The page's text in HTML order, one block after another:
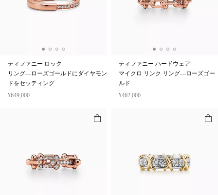
ティファニー ロック
リング—ローズゴールドにダイヤモン
ドをセッティング
¥649,000
ティファニー ハードウェア
マイクロ リンク リング—ローズゴー
ルド
¥462,000